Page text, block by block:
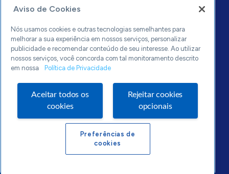
0800 570 0800
sebrae.mg
Política de Privacidade
Aviso de Cookies
Nós usamos cookies e outras tecnologias semelhantes para
melhorar a sua experiência em nossos serviços, personalizar
publicidade e recomendar conteúdo de seu interesse. Ao utilizar
nossos serviços, você concorda com tal monitoramento descrito
em nossa
Política de Privacidade
Aceitar todos os
cookies
Rejeitar cookies
opcionais
Preferências de
cookies